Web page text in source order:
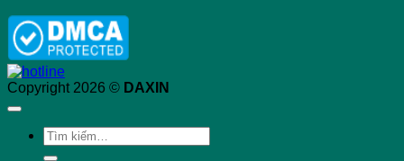
Copyright 2026 © DAXIN
Tìm
kiếm: